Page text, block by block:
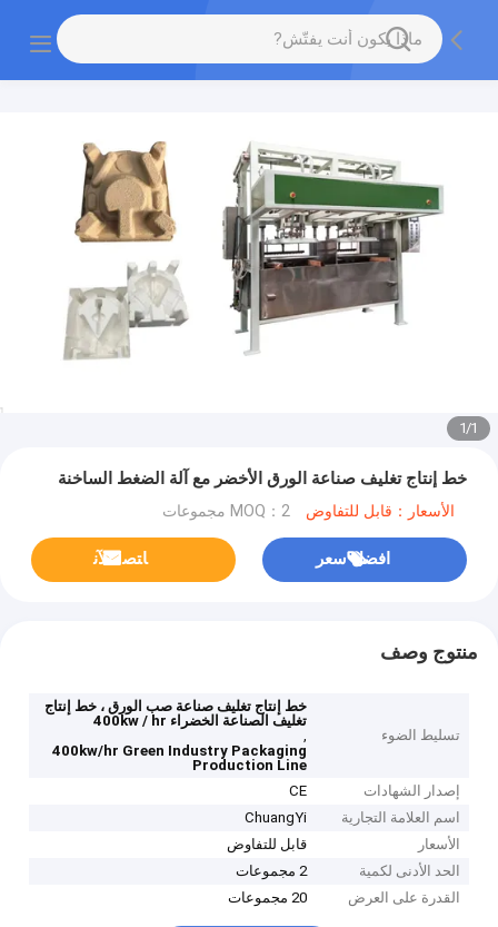
1
/
1
خط إنتاج تغليف صناعة الورق الأخضر مع آلة الضغط الساخنة
الأسعار：قابل للتفاوض MOQ：2 مجموعات
افضل سعر ﺎﺘﺼﻟ ﺍﻶﻧ
منتوج وصف
تسليط الضوء
خط إنتاج تغليف صناعة صب الورق ، خط إنتاج
تغليف الصناعة الخضراء 400kw / hr
,
400kw/hr Green Industry Packaging
Production Line
إصدار الشهادات
CE
اسم العلامة التجارية
ChuangYi
الأسعار
قابل للتفاوض
الحد الأدنى لكمية
2 مجموعات
القدرة على العرض
20 مجموعات